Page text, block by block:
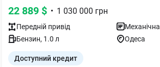
22 889 $ • 1 030 000 грн
Передній привід
Механічна
Бензин, 1.0 л Одеса
Доступний кредит